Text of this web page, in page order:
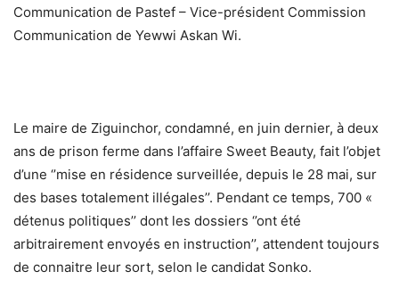
Communication de Pastef – Vice-président Commission
Communication de Yewwi Askan Wi.
Le maire de Ziguinchor, condamné, en juin dernier, à deux
ans de prison ferme dans l’affaire Sweet Beauty, fait l’objet
d’une ‘’mise en résidence surveillée, depuis le 28 mai, sur
des bases totalement illégales’’. Pendant ce temps, 700 «
détenus politiques’’ dont les dossiers ‘’ont été
arbitrairement envoyés en instruction’’, attendent toujours
de connaitre leur sort, selon le candidat Sonko.